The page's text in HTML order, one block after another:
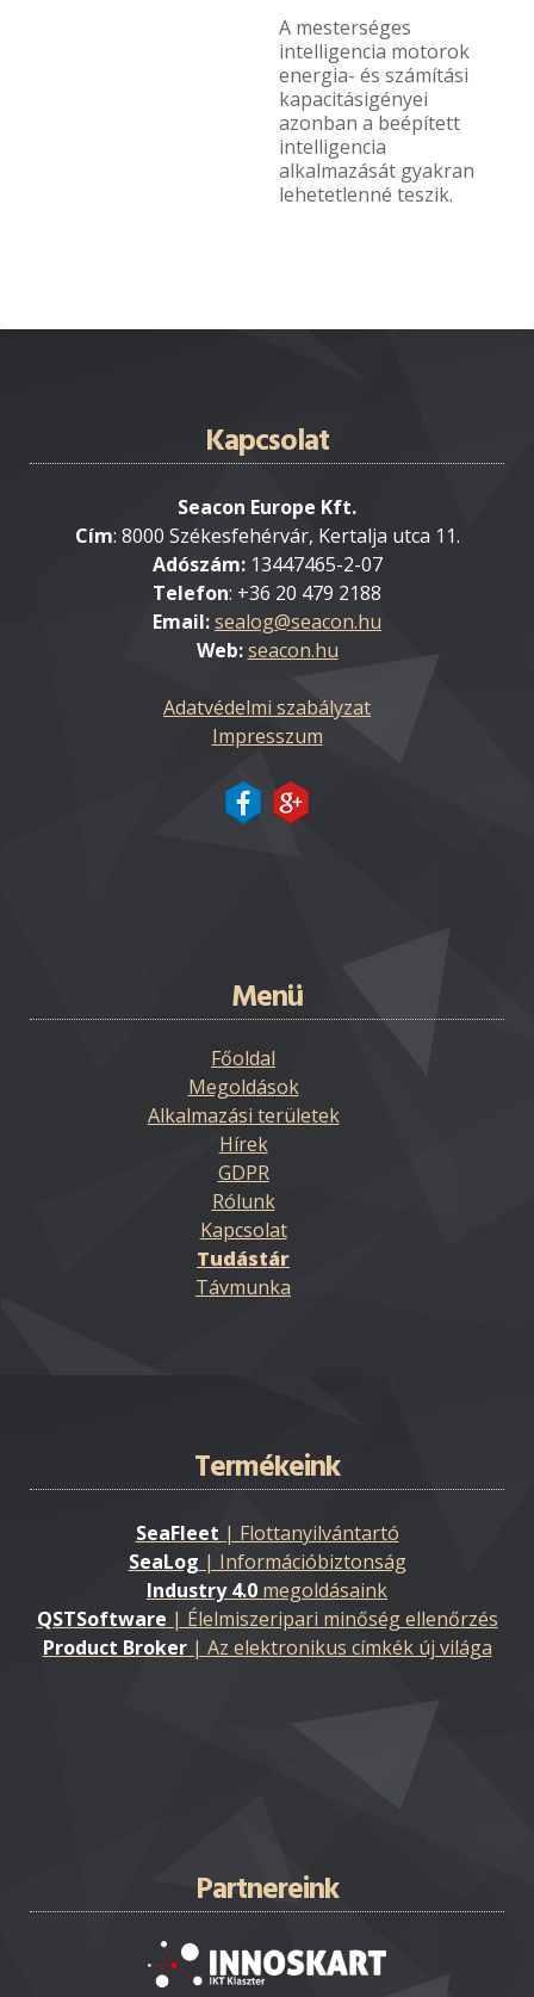
A mesterséges
intelligencia motorok
energia- és számítási
kapacitásigényei
azonban a beépített
intelligencia
alkalmazását gyakran
lehetetlenné teszik.
Kapcsolat
Seacon Europe Kft.
Cím: 8000 Székesfehérvár, Kertalja utca 11.
Adószám: 13447465-2-07
Telefon: +36 20 479 2188
Email:
Web:seacon.hu
Adatvédelmi szabályzat
Impresszum
Menü
Főoldal
Megoldások
Alkalmazási területek
Hírek
GDPR
Rólunk
Kapcsolat
Tudástár
Távmunka
Termékeink
SeaFleet | Flottanyilvántartó
SeaLog | Információbiztonság
Industry 4.0 megoldásaink
QSTSoftware | Élelmiszeripari minőség ellenőrzés
Product Broker| Az elektronikus címkék új világa
Partnereink